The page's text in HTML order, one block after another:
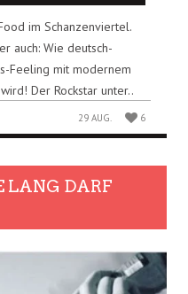
im Schanzenviertel.
auch: Wie deutsch-
Feeling mit modernem
Der Rockstar unter..
29 AUG. 6
LANG DARF